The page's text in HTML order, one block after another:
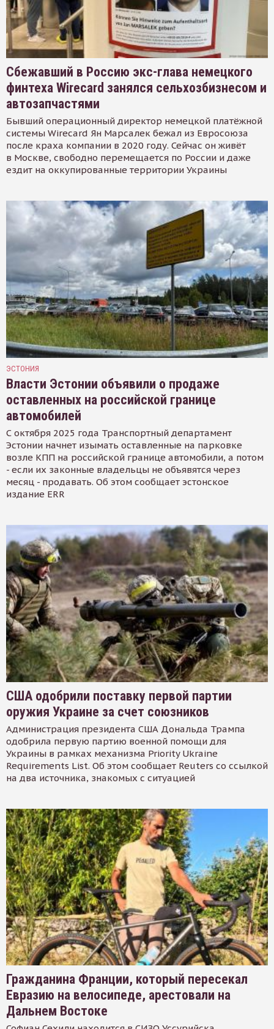
Сбежавший в Россию экс-глава немецкого
финтеха Wirecard занялся сельхозбизнесом и
автозапчастями
Бывший операционный директор немецкой платёжной
системы Wirecard Ян Марсалек бежал из Евросоюза
после краха компании в 2020 году. Сейчас он живёт
в Москве, свободно перемещается по России и даже
ездит на оккупированные территории Украины
ЭСТОНИЯ
Власти Эстонии объявили о продаже
оставленных на российской границе
автомобилей
С октября 2025 года Транспортный департамент
Эстонии начнет изымать оставленные на парковке
возле КПП на российской границе автомобили, а потом
- если их законные владельцы не объявятся через
месяц - продавать. Об этом сообщает эстонское
издание ERR
США одобрили поставку первой партии
оружия Украине за счет союзников
Администрация президента США Дональда Трампа
одобрила первую партию военной помощи для
Украины в рамках механизма Priority Ukraine
Requirements List. Об этом сообщает Reuters со ссылкой
на два источника, знакомых с ситуацией
Гражданина Франции, который пересекал
Евразию на велосипеде, арестовали на
Дальнем Востоке